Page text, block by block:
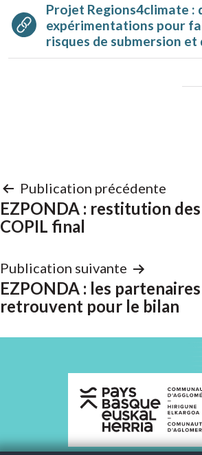
Projet Regions4climate :
expérimentations pour
risques de submersion et
Navigation
de
l’article
Publication précédente
EZPONDA : restitution
COPIL final
Publication suivante
EZPONDA : les
retrouvent pour le bilan